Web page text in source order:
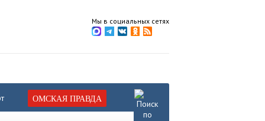
Мы в социальных сетях
ОМСКАЯ ПРАВДА